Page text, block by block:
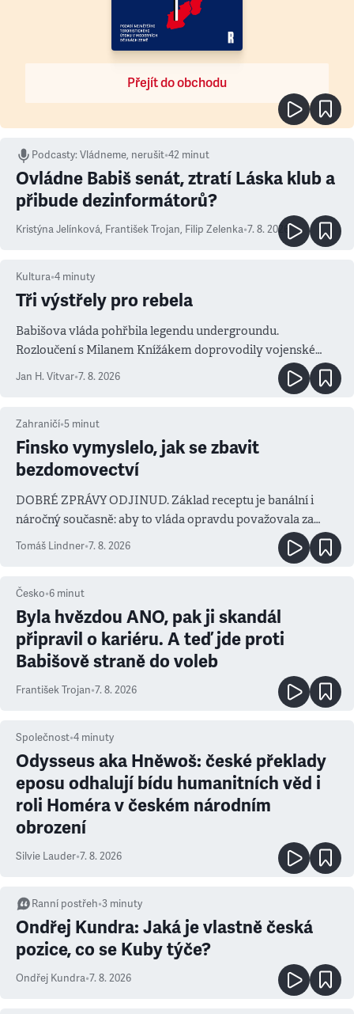
Přejít do obchodu
Podcasty:Vládneme, nerušit•42 minut
Ovládne Babiš senát, ztratí Láska klub a
přibude dezinformátorů?
Kristýna Jelínková, František Trojan, Filip Zelenka•7. 8. 2026
Kultura•4 minuty
Tři výstřely pro rebela
Babišova vláda pohřbila legendu undergroundu.
Rozloučení s Milanem Knížákem doprovodily vojenské
salvy i kritika pokrokářů
Jan H. Vitvar•7. 8. 2026
Zahraničí•5 minut
Finsko vymyslelo, jak se zbavit
bezdomovectví
DOBRÉ ZPRÁVY ODJINUD. Základ receptu je banální i
náročný současně: aby to vláda opravdu považovala za
prioritu
Tomáš Lindner•7. 8. 2026
Česko•6 minut
Byla hvězdou ANO, pak ji skandál
připravil o kariéru. A teď jde proti
Babišově straně do voleb
František Trojan•7. 8. 2026
Společnost•4 minuty
Odysseus aka Hněwoš: české překlady
eposu odhalují bídu humanitních věd i
roli Homéra v českém národním
obrození
Silvie Lauder•7. 8. 2026
Ranní postřeh•3 minuty
Ondřej Kundra: Jaká je vlastně česká
pozice, co se Kuby týče?
Ondřej Kundra•7. 8. 2026